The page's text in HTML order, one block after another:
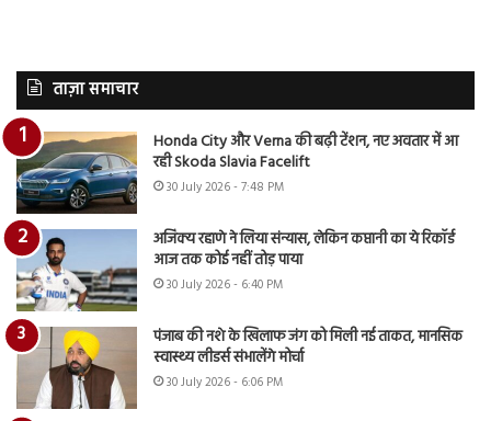
ताज़ा समाचार
Honda City और Verna की बढ़ी टेंशन, नए अवतार में आ
रही Skoda Slavia Facelift
30 July 2026 - 7:48 PM
अजिंक्य रहाणे ने लिया संन्यास, लेकिन कप्तानी का ये रिकॉर्ड
आज तक कोई नहीं तोड़ पाया
30 July 2026 - 6:40 PM
पंजाब की नशे के खिलाफ जंग को मिली नई ताकत, मानसिक
स्वास्थ्य लीडर्स संभालेंगे मोर्चा
30 July 2026 - 6:06 PM